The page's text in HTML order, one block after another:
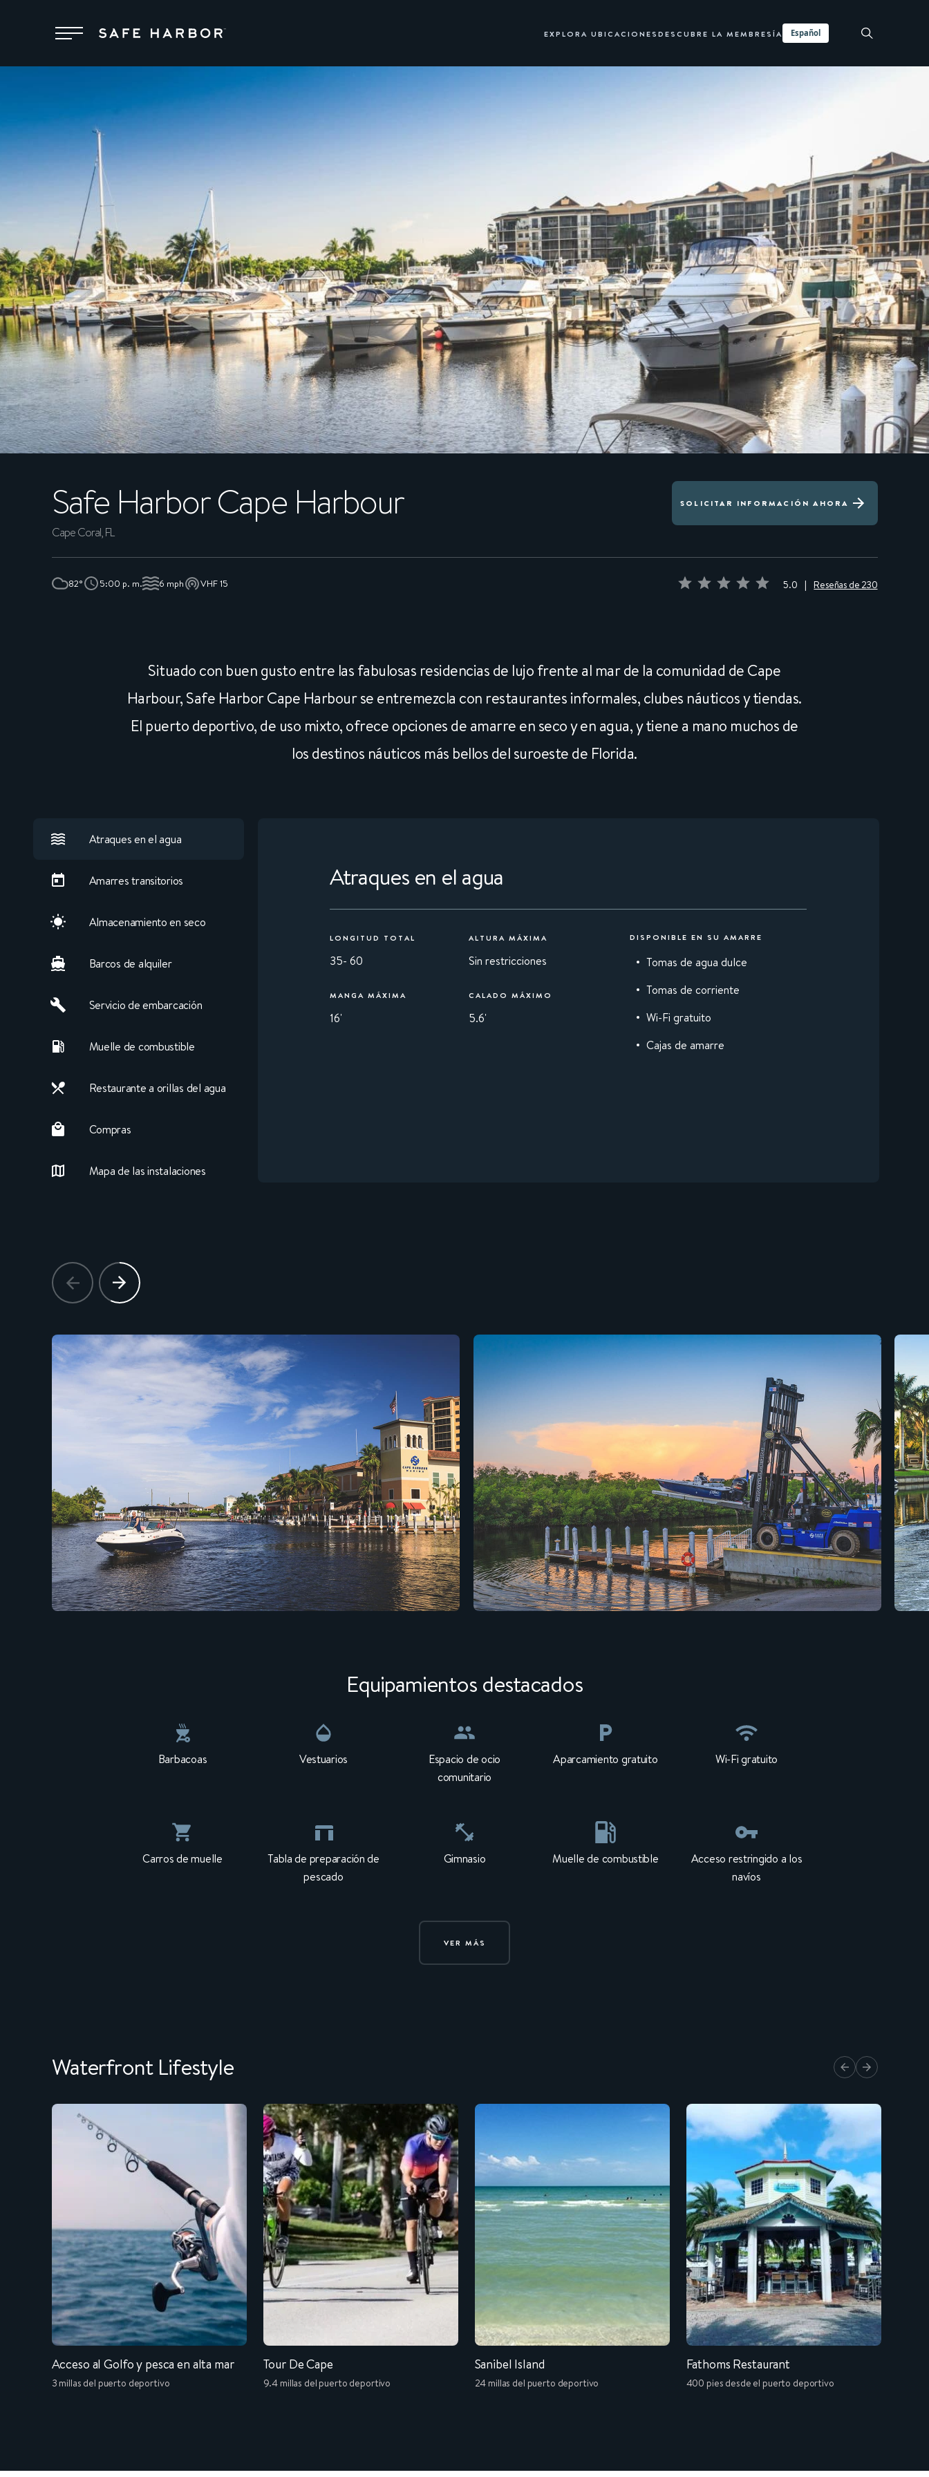
Ubicaciones
Membresía
Mantenimiento
Superyachts
Acerca de
SOCIOS
CONSERJERÍA
EXPERIENCIAS
SHOP
EMPLEO
NOTICIAS
EXPLORA UBICACIONES DESCUBRE LA MEMBRESÍA Español
Safe HarborCape Harbour
Cape Coral, FL
SOLICITAR INFORMACIÓN AHORA
82° 5:00 p. m. 6 mph VHF 15 5.0 | Reseñas de 230
Situado con buen gusto entre las fabulosas residencias de lujo frente al mar de la comunidad de Cape
Harbour, Safe Harbor Cape Harbour se entremezcla con restaurantes informales, clubes náuticos y tiendas.
El puerto deportivo, de uso mixto, ofrece opciones de amarre en seco y en agua, y tiene a mano muchos de
los destinos náuticos más bellos del suroeste de Florida.
Atraques en el agua
Amarres transitorios
Almacenamiento en seco
Barcos de alquiler
Servicio de embarcación
Muelle de combustible
Restaurante a orillas del agua
Compras
Mapa de las instalaciones
Atraques en el agua
LONGITUD TOTAL
35- 60
ALTURA MÁXIMA
Sin restricciones
MANGA MÁXIMA
16'
CALADO MÁXIMO
5.6'
DISPONIBLE EN SU AMARRE
Tomas de agua dulce
Tomas de corriente
Wi-Fi gratuito
Cajas de amarre
Equipamientos destacados
Barbacoas Vestuarios
Espacio de ocio
comunitario
Aparcamiento gratuito Wi-Fi gratuito
Carros de muelle
Tabla de preparación de
pescado
Gimnasio Muelle de combustible
Acceso restringido a los
navíos
VER MÁS
Waterfront Lifestyle
Acceso al Golfo y pesca en alta mar
3 millas del puerto deportivo
Tour De Cape
9.4 millas del puerto deportivo
Sanibel Island
24 millas del puerto deportivo
Fathoms Restaurant
400 pies desde el puerto deportivo